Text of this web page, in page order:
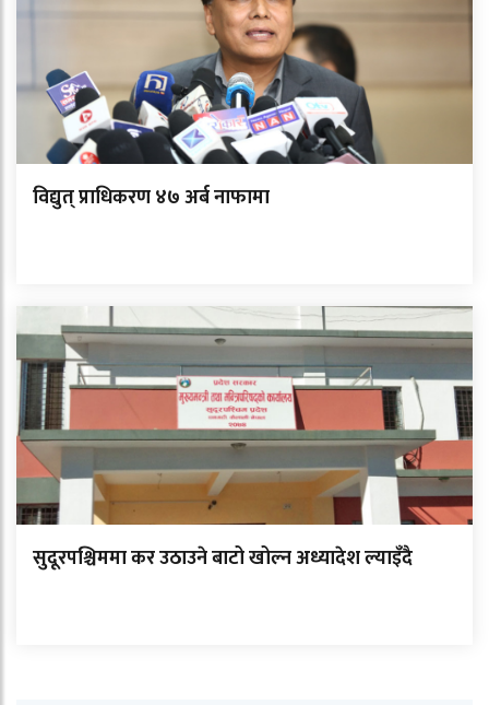
विद्युत् प्राधिकरण ४७ अर्ब नाफामा
सुदूरपश्चिममा कर उठाउने बाटो खोल्न अध्यादेश ल्याइँदै